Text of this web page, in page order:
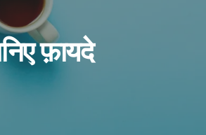
फ़ायदे